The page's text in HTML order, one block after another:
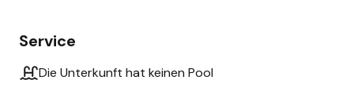
Service
Die Unterkunft hat keinen Pool